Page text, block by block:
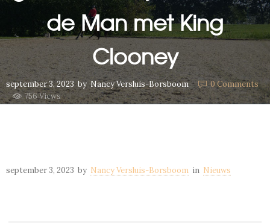
de Man met King
Clooney
september 3, 2023 by Nancy Versluis-Borsboom 0 Comments
756 Views
september 3, 2023 by Nancy Versluis-Borsboom in Nieuws